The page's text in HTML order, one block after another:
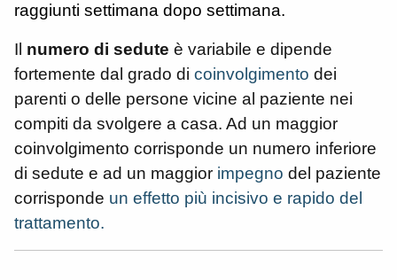
raggiunti settimana dopo settimana.
Il numero di sedute è variabile e dipende
fortemente dal grado di coinvolgimento dei
parenti o delle persone vicine al paziente nei
compiti da svolgere a casa. Ad un maggior
coinvolgimento corrisponde un numero inferiore
di sedute e ad un maggior impegno del paziente
corrisponde un effetto più incisivo e rapido del
trattamento.